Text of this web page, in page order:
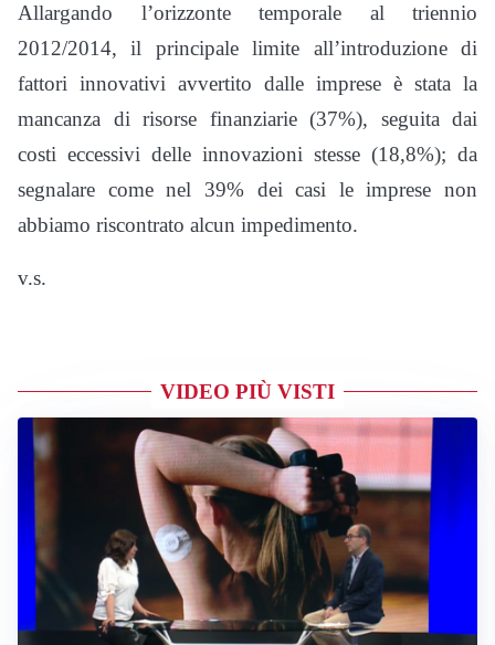
Allargando l’orizzonte temporale al triennio
2012/2014, il principale limite all’introduzione di
fattori innovativi avvertito dalle imprese è stata la
mancanza di risorse finanziarie (37%), seguita dai
costi eccessivi delle innovazioni stesse (18,8%); da
segnalare come nel 39% dei casi le imprese non
abbiamo riscontrato alcun impedimento.
v.s.
VIDEO PIÙ VISTI